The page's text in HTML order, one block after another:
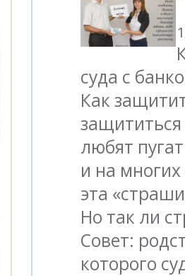
суда с
Как
любят
и на
эта
Но так ли
Совет:
которого